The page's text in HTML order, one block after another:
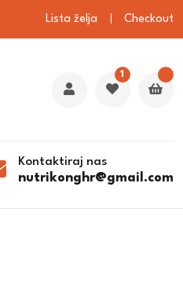
Lista želja Checkout
1
Kontaktiraj nas
nutrikonghr@gmail.com